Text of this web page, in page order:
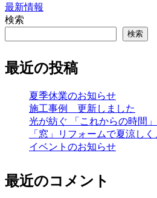
最新情報
検索
検索
最近の投稿
夏季休業のお知らせ
施工事例 更新しました
光が紡ぐ 「これからの時間」
「窓」リフォームで夏涼しく
イベントのお知らせ
最近のコメント